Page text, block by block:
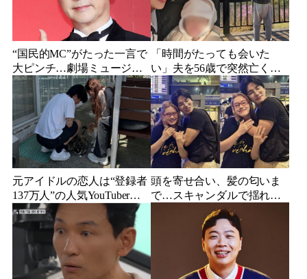
“国民的MC”がたった一言で
大ピンチ…劇場ミュージカ
ルを巡る発言に批判続出、
ついに長文で謝罪
「時間がたっても会いた
い」夫を56歳で突然亡くし
た妻…笑顔が父親に似てき
た娘と歩む“その後”
元アイドルの恋人は“登録者
137万人”の人気YouTuberだ
った…同日投稿で明らかに
なった2人の関係
頭を寄せ合い、髪の匂いま
で…スキャンダルで揺れた
人気俳優、ベトナム女性歌
手との親密動画が公開